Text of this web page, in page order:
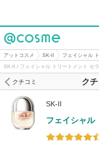
@cosme
アットコスメ SK-II フェイシャル
SK-II / フェイシャル トリートメント セ
ク
クチコミ
SK-II
フェイシャル